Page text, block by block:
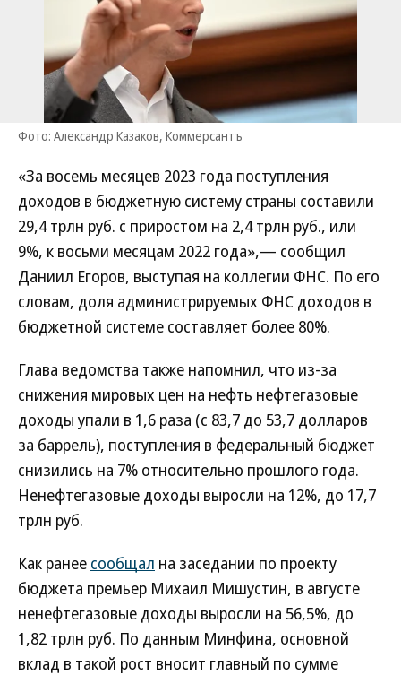
Фото: Александр Казаков, Коммерсантъ
«За восемь месяцев 2023 года поступления
доходов в бюджетную систему страны составили
29,4 трлн руб. с приростом на 2,4 трлн руб., или
9%, к восьми месяцам 2022 года»,— сообщил
Даниил Егоров, выступая на коллегии ФНС. По его
словам, доля администрируемых ФНС доходов в
бюджетной системе составляет более 80%.
Глава ведомства также напомнил, что из-за
снижения мировых цен на нефть нефтегазовые
доходы упали в 1,6 раза (с 83,7 до 53,7 долларов
за баррель), поступления в федеральный бюджет
снизились на 7% относительно прошлого года.
Ненефтегазовые доходы выросли на 12%, до 17,7
трлн руб.
Как ранее сообщал на заседании по проекту
бюджета премьер Михаил Мишустин, в августе
ненефтегазовые доходы выросли на 56,5%, до
1,82 трлн руб. По данным Минфина, основной
вклад в такой рост вносит главный по сумме